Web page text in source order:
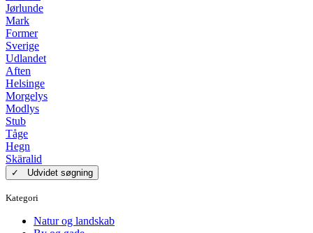
Jørlunde
Mark
Former
Sverige
Udlandet
Aften
Helsinge
Morgelys
Modlys
Stub
Tåge
Hegn
Skäralid
✓ Udvidet søgning
Kategori
Natur og landskab